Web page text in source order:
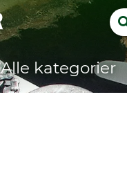
Alle kategorier